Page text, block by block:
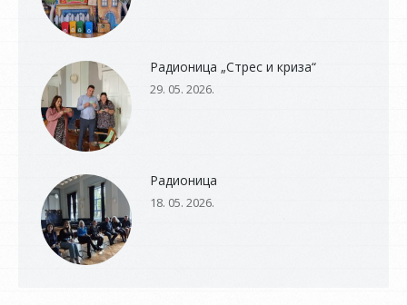
Радионица „Стрес и криза“
29. 05. 2026.
Радионица
18. 05. 2026.